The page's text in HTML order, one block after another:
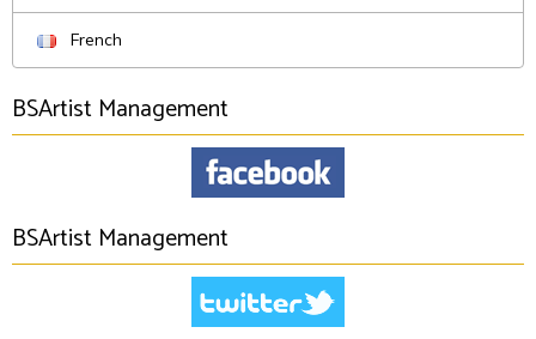
French
BSArtist Management
BSArtist Management